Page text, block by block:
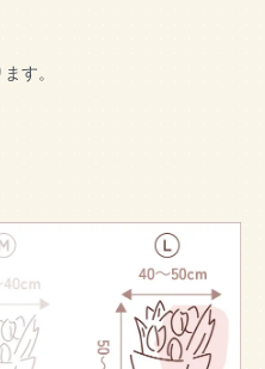
す。